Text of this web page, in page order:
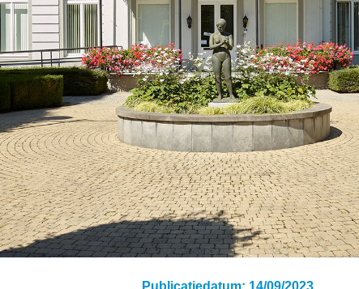
film-jouw-vertrouwen-in-ons-en-welkom
Instagram: X: